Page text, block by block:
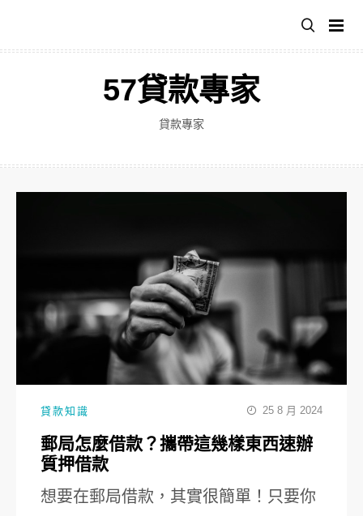
主
57貸款專家
貸款專家
貸款知識 25 8 月 2024
郵局怎麼借款？攜帶這幾樣東西速辦
質押借款
想要在郵局借款，其實很簡單！只要你